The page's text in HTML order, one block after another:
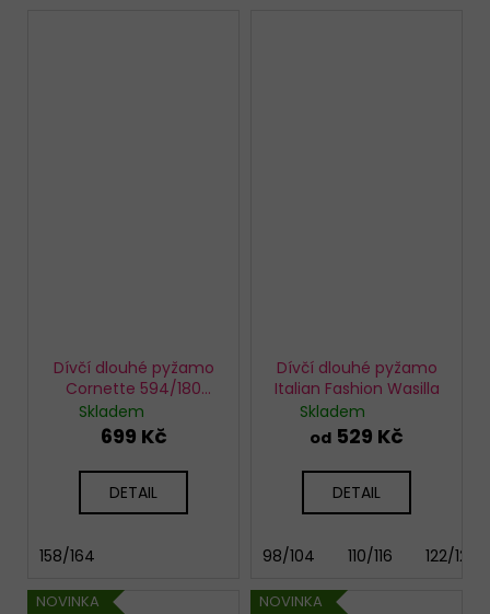
Dívčí dlouhé pyžamo
Cornette 594/180
Sweet Bear
Skladem
699 Kč
DETAIL
158/164
Dívčí dlouhé pyžamo
Italian Fashion Wasilla
Skladem
od 529 Kč
DETAIL
98/104 110/116 122/128
NOVINKA NOVINKA